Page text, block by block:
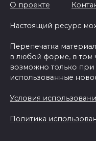
О проекте
Настоящий ресурс
Перепечатка
в любой форме, в том
возможно только при
использованные
Условия
Политика